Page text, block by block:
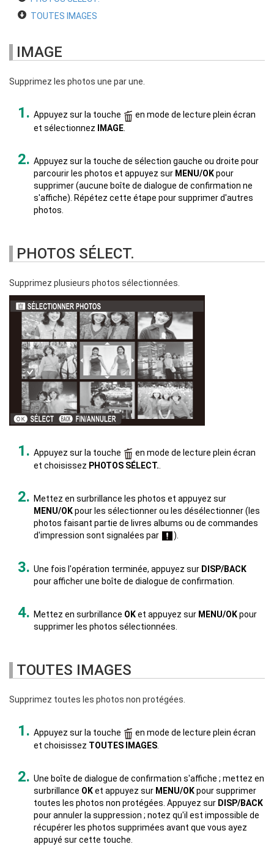
TOUTES IMAGES
IMAGE
Supprimez les photos une par une.
Appuyez sur la touche
en mode de lecture plein écran
et sélectionnez IMAGE
Appuyez sur la touche de sélection gauche ou droite pour
parcourir les photos et appuyez sur MENU/OKpour
supprimer (aucune boîte de dialogue de confirmation ne
s'affiche). Répétez cette étape pour supprimer d'autres
photos.
PHOTOS SÉLECT.
Supprimez plusieurs photos sélectionnées.
Appuyez sur la touche
en mode de lecture plein écran
et choisissez PHOTOS SÉLECT.
Mettez en surbrillance les photos et appuyez sur
MENU/OKpour les sélectionner ou les désélectionner (les
photos faisant partie de livres albums ou de commandes
d'impression sont signalées par
).
Une fois l'opération terminée, appuyez sur DISP/BACK
pour afficher une boîte de dialogue de confirmation.
Mettez en surbrillance OKet appuyez sur MENU/OKpour
supprimer les photos sélectionnées.
TOUTES IMAGES
Supprimez toutes les photos non protégées.
Appuyez sur la touche
en mode de lecture plein écran
et choisissez TOUTES IMAGES.
Une boîte de dialogue de confirmation s'affiche ; mettez en
surbrillance OKet appuyez sur MENU/OKpour supprimer
toutes les photos non protégées. Appuyez sur DISP/BACK
pour annuler la suppression ; notez qu'il est impossible de
récupérer les photos supprimées avant que vous ayez
appuyé sur cette touche.